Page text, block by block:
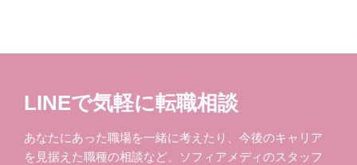
LINEで気軽に転職相談
あなたにあった職場を一緒に考えたり、今後のキャリア
を見据えた職種の相談など、ソフィアメディのスタッフ